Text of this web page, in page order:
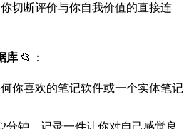
切断评价与你自我价值的直接连
库 📂：
何你喜欢的笔记软件或一个实体笔记
2分钟，记录一件让你对自己感觉良